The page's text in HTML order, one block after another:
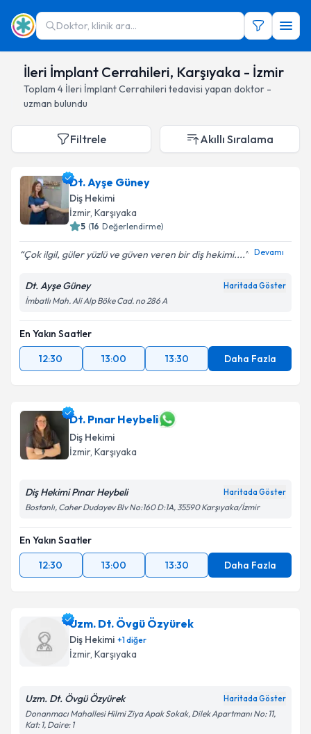
Doktor, klinik ara...
İleri İmplant Cerrahileri, Karşıyaka - İzmir
Toplam 4 İleri İmplant Cerrahileri tedavisi yapan doktor -
uzman bulundu
Filtrele Akıllı Sıralama
Dt. Ayşe Güney
Diş Hekimi
İzmir, Karşıyaka
5 (16 Değerlendirme)
Çok ilgil, güler yüzlü ve güven veren bir diş hekimi.... Devamı
Dt. Ayşe Güney Haritada Göster
İmbatlı Mah. Ali Alp Böke Cad. no 286 A
En Yakın Saatler
12:30
13:00 13:30 Daha Fazla
Dt. Pınar Heybeli
Diş Hekimi
İzmir, Karşıyaka
Diş Hekimi Pınar Heybeli Haritada Göster
Bostanlı, Caher Dudayev Blv No:160 D:1A, 35590 Karşıyaka/İzmir
En Yakın Saatler
12:30
13:00 13:30 Daha Fazla
Uzm. Dt. Övgü Özyürek
Diş Hekimi +1diğer
İzmir, Karşıyaka
Uzm. Dt. Övgü Özyürek Haritada Göster
Donanmacı Mahallesi Hilmi Ziya Apak Sokak, Dilek Apartmanı No: 11,
Kat: 1, Daire: 1